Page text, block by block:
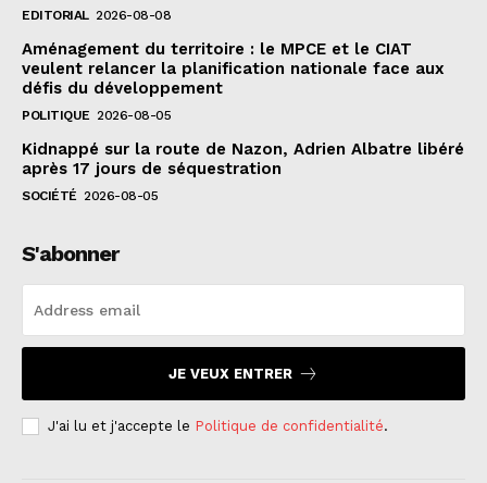
EDITORIAL 2026-08-08
Aménagement du territoire : le MPCE et le CIAT
veulent relancer la planification nationale face aux
défis du développement
POLITIQUE 2026-08-05
Kidnappé sur la route de Nazon, Adrien Albatre libéré
après 17 jours de séquestration
SOCIÉTÉ 2026-08-05
S'abonner
JE VEUX ENTRER
J'ai lu et j'accepte le Politique de confidentialité.